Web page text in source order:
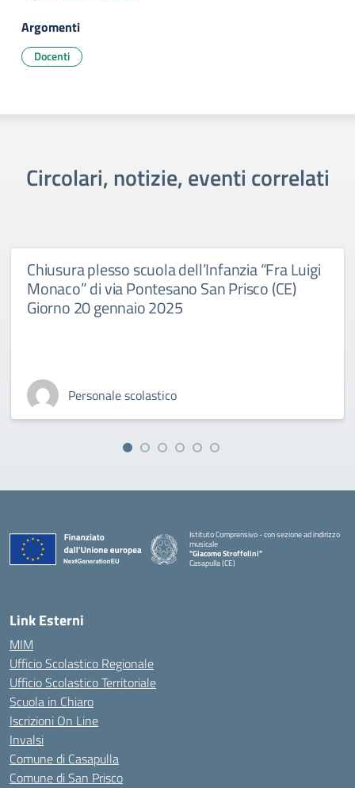
Argomenti
Docenti
Circolari, notizie, eventi correlati
Chiusura plesso scuola dell’Infanzia “Fra Luigi
Monaco” di via Pontesano San Prisco (CE)
Giorno 20 gennaio 2025
Personale scolastico
Istituto Comprensivo - con sezione ad indirizzo
musicale
"Giacomo Stroffolini"
Casapulla (CE)
Link Esterni
MIM
Ufficio Scolastico Regionale
Ufficio Scolastico Territoriale
Scuola in Chiaro
Iscrizioni On Line
Invalsi
Comune di Casapulla
Comune di San Prisco